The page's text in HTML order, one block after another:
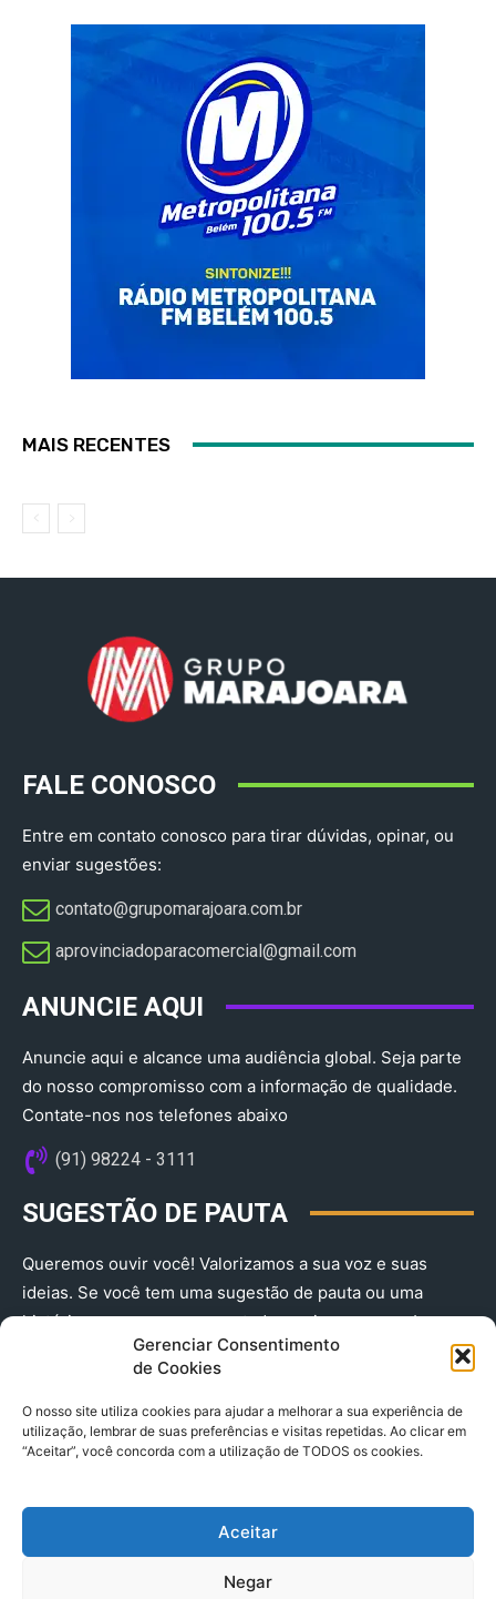
Gerenciar Consentimento
de Cookies
O nosso site utiliza cookies para ajudar a melhorar a sua experiência de
utilização, lembrar de suas preferências e visitas repetidas. Ao clicar em
“Aceitar”, você concorda com a utilização de TODOS os cookies.
Aceitar
Negar
MAIS RECENTES
FALE CONOSCO
Entre em contato conosco para tirar dúvidas, opinar, ou
enviar sugestões:
contato@grupomarajoara.com.br
aprovinciadoparacomercial@gmail.com​
ANUNCIE AQUI
Anuncie aqui e alcance uma audiência global. Seja parte
do nosso compromisso com a informação de qualidade.
Contate-nos nos telefones abaixo
(91) 98224 - 3111
SUGESTÃO DE PAUTA
Queremos ouvir você! Valorizamos a sua voz e suas
ideias. Se você tem uma sugestão de pauta ou uma
história que merece ser contada, envie-nos agora!
(91) 98224 - 3111
© 2025 A Província do Pará CNPJ: 04.901.141/0001-36 End .
Trav. Quintino Bocaiuva 2301, Ed. Rogério Fernandez – Sala